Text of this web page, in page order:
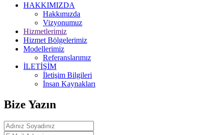
HAKKIMIZDA
Hakkımızda
Vizyonumuz
Hizmetlerimiz
Hizmet Bölgelerimiz
Modellerimiz
Referanslarımız
İLETİŞİM
İletişim Bilgileri
İnsan Kaynakları
Bize Yazın